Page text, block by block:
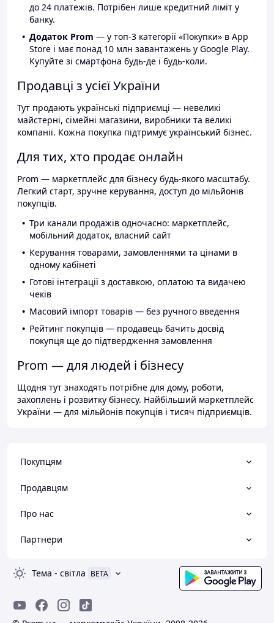
до 24 платежів. Потрібен лише кредитний ліміт у
банку.
Додаток Prom — у топ-3 категорії «Покупки» в App
Store і має понад 10 млн завантажень у Google Play.
Купуйте зі смартфона будь-де і будь-коли.
Продавці з усієї України
Тут продають українські підприємці — невеликі
майстерні, сімейні магазини, виробники та великі
компанії. Кожна покупка підтримує український бізнес.
Для тих, хто продає онлайн
Prom — маркетплейс для бізнесу будь-якого масштабу.
Легкий старт, зручне керування, доступ до мільйонів
покупців.
Три канали продажів одночасно: маркетплейс,
мобільний додаток, власний сайт
Керування товарами, замовленнями та цінами в
одному кабінеті
Готові інтеграції з доставкою, оплатою та видачею
чеків
Масовий імпорт товарів — без ручного введення
Рейтинг покупців — продавець бачить досвід
покупця ще до підтвердження замовлення
Prom — для людей і бізнесу
Щодня тут знаходять потрібне для дому, роботи,
захоплень і розвитку бізнесу. Найбільший маркетплейс
України — для мільйонів покупців і тисяч підприємців.
Покупцям
Продавцям
Про нас
Партнери
Тема - світла BETA